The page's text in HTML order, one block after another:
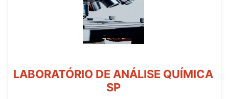
LABORATÓRIO DE ANÁLISE QUÍMICA
SP